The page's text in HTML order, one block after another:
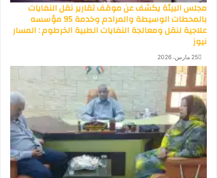
مجلس البيئة يكشف عن موقف تقارير نقل النفايات
بالمحطات الوسيطة والمرادم وخدمة 95 مؤسسه
علاجية لنقل ومعالجة النفايات الطبية الخرطوم : المسار
نيوز
25 مارس، 2026